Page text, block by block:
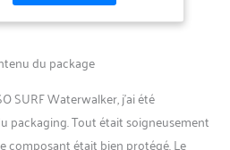
spiralée (Turquoise)
supplémentaire tout en
planche polyvalente. La taille
de la planche est parfaite
pour transporter un chien,
pour le yoga ou pour la
du package
SURF Waterwalker, j’ai été
packaging. Tout était soigneusement
composant était bien protégé. Le